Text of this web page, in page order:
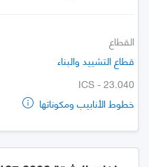
القطاع
قطاع التشييد والبناء
ICS - 23.040
خطوط الأنابيب ومكوناتها